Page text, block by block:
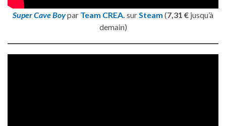
Super Cave Boypar Team CREA. sur Steam (7,31 € jusqu’à
demain)